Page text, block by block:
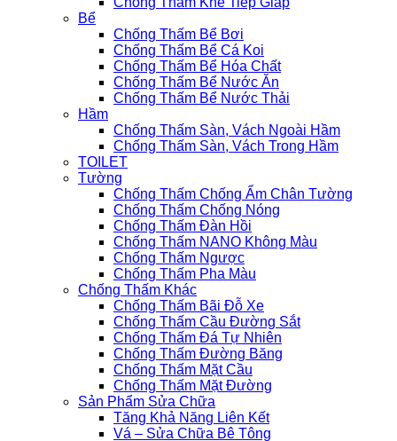
Bể
Chống Thấm Bể Bơi
Chống Thấm Bể Cá Koi
Chống Thấm Bể Hóa Chất
Chống Thấm Bể Nước Ăn
Chống Thấm Bể Nước Thải
Hầm
Chống Thấm Sàn, Vách Ngoài Hầm
Chống Thấm Sàn, Vách Trong Hầm
TOILET
Tường
Chống Thấm Chống Ẩm Chân Tường
Chống Thấm Chống Nóng
Chống Thấm Đàn Hồi
Chống Thấm NANO Không Màu
Chống Thấm Ngược
Chống Thấm Pha Màu
Chống Thấm Khác
Chống Thấm Bãi Đỗ Xe
Chống Thấm Cầu Đường Sắt
Chống Thấm Đá Tự Nhiên
Chống Thấm Đường Băng
Chống Thấm Mặt Cầu
Chống Thấm Mặt Đường
Sản Phẩm Sửa Chữa
Tăng Khả Năng Liên Kết
Vá – Sửa Chữa Bê Tông